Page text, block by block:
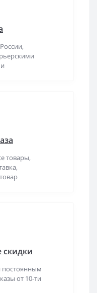
товары,
скидки
постоянным
от 10-ти